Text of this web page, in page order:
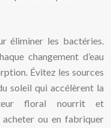
éliminer les bactéries.
changement d’eau
Évitez les sources
soleil qui accélèrent la
floral nourrit et
acheter ou en fabriquer